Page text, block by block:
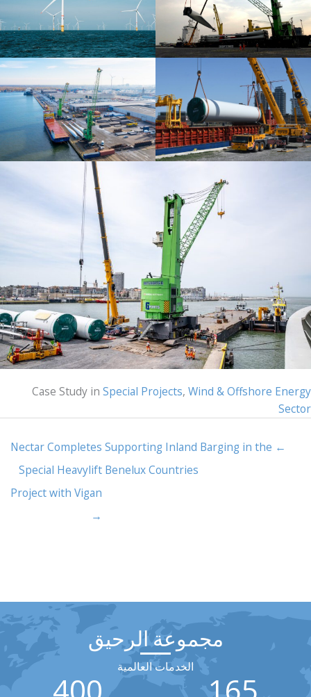
Case Study in Special Projects, Wind & Offshore Energy
Sector
← Supporting Inland Barging in the
Benelux Countries
Nectar Completes
Special Heavylift
Project with Vigan
→
مجموعة الرحيق
الخدمات العالمية